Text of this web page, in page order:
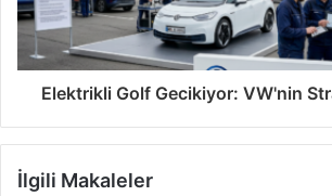
Elektrikli Golf Gecikiyor: VW'nin
İlgili Makaleler